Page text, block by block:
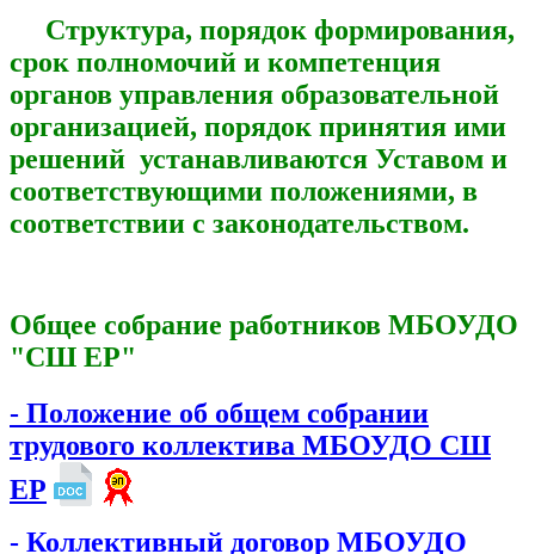
Структура, порядок формирования,
срок полномочий и компетенция
органов управления образовательной
организацией, порядок принятия ими
решений устанавливаются Уставом и
соответствующими положениями, в
соответствии с законодательством.
Общее собрание работников МБОУДО
"СШ ЕР"
- Положение об общем собрании
трудового коллектива МБОУДО СШ
ЕР
- Коллективный договор МБОУДО